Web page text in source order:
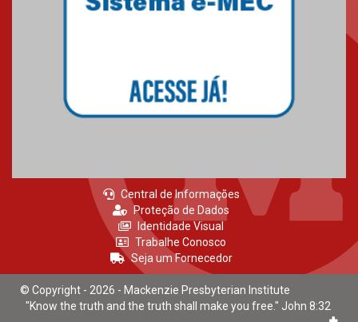
25.10.2024
Brasília conquistam medalhas
em importantes competições
de Matemática
04.10.2024
Central de Informações
Proteção de Dados
Identidade Visual
Trabalhe Conosco
Seja um Fornecedor
© Copyright - 2026 - Mackenzie Presbyterian Institute
"Know the truth and the truth shall make you free." John 8:32